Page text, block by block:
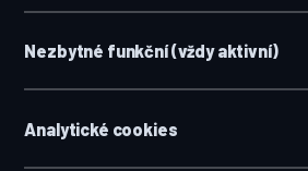
Nezbytné funkční (vždy aktivní)
Analytické cookies